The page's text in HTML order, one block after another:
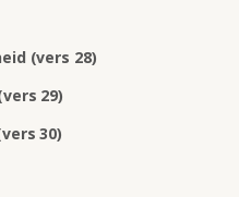
(vers 28)
29)
30)